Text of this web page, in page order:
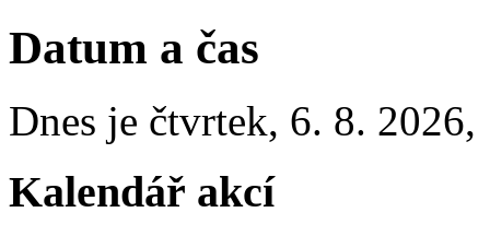
Datum a čas
Dnes je čtvrtek, 6. 8. 2026,
Kalendář akcí